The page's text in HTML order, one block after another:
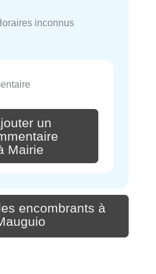
inconnus
un
Mairie
encombrants à